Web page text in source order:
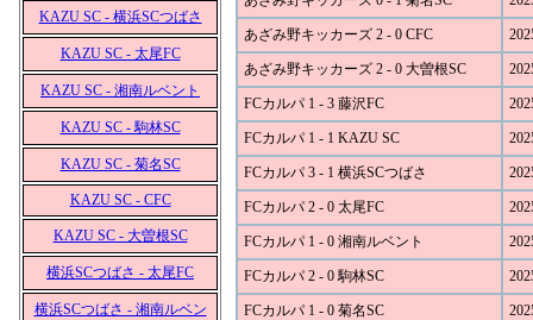
KAZU SC - 横浜SCつばさ
KAZU SC - 太尾FC
KAZU SC - 湘南ルベント
KAZU SC - 駒林SC
KAZU SC - 菊名SC
KAZU SC - CFC
KAZU SC - 大曽根SC
横浜SCつばさ - 太尾FC
横浜SCつばさ - 湘南ルベン
あざみ野キッカーズ 2 - 0 CFC
あざみ野キッカーズ 2 - 0 大曽根SC
FCカルパ 1 - 3 藤沢FC
FCカルパ 1 - 1 KAZU SC
FCカルパ 3 - 1 横浜SCつばさ
FCカルパ 2 - 0 太尾FC
FCカルパ 1 - 0 湘南ルベント
FCカルパ 2 - 0 駒林SC
FCカルパ 1 - 0 菊名SC